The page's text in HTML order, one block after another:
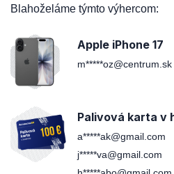
Blahoželáme týmto výhercom:
Apple iPhone 17
m*****oz@centrum.sk
Palivová karta v
a*****ak@gmail.com
j*****va@gmail.com